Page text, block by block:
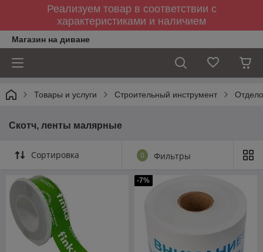
Реализуем товар в соответствии с
характеристиками и наличием
Магазин на диване
Товары и услуги Строительный инструмент
Скотч, ленты малярные
Сортировка 0 Фильтры
-7%